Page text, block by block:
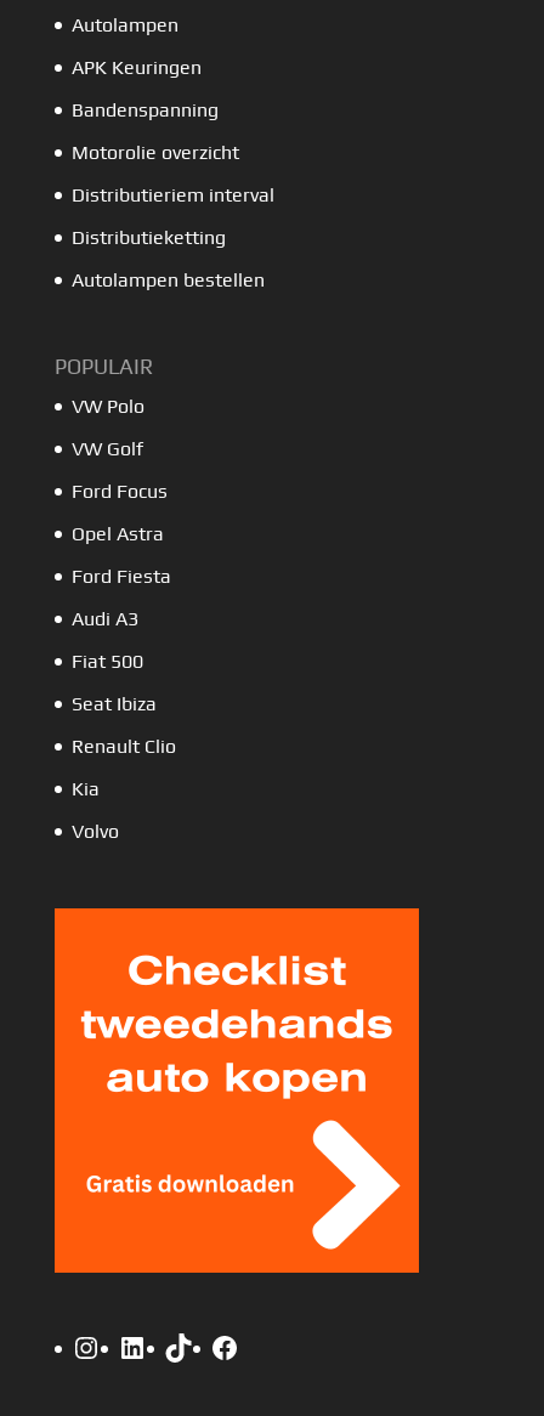
Autolampen
APK Keuringen
Bandenspanning
Motorolie overzicht
Distributieriem interval
Distributieketting
Autolampen bestellen
POPULAIR
VW Polo
VW Golf
Ford Focus
Opel Astra
Ford Fiesta
Audi A3
Fiat 500
Seat Ibiza
Renault Clio
Kia
Volvo
Instagram
LinkedIn
TikTokFacebook